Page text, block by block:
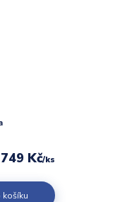
749 Kč/ks
košíku